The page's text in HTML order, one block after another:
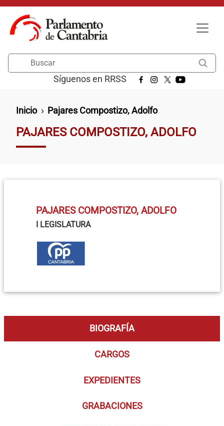
Pasar al contenido principal
Síguenos en RRSS
Ruta de navegación
Inicio Pajares Compostizo, Adolfo
PAJARES COMPOSTIZO, ADOLFO
PAJARES COMPOSTIZO, ADOLFO
I LEGISLATURA
BIOGRAFÍA
CARGOS
EXPEDIENTES
GRABACIONES